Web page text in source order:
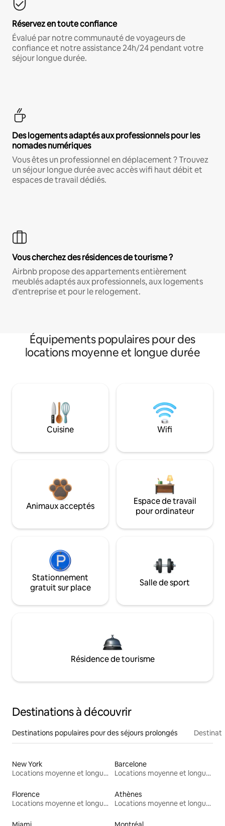
Réservez en toute confiance
Évalué par notre communauté de voyageurs de
confiance et notre assistance 24h/24 pendant votre
séjour longue durée.
Des logements adaptés aux professionnels pour les
nomades numériques
Vous êtes un professionnel en déplacement ? Trouvez
un séjour longue durée avec accès wifi haut débit et
espaces de travail dédiés.
Vous cherchez des résidences de tourisme ?
Airbnb propose des appartements entièrement
meublés adaptés aux professionnels, aux logements
d'entreprise et pour le relogement.
Équipements populaires pour des
locations moyenne et longue durée
Cuisine Wifi
Animaux acceptés
Espace de travail
pour ordinateur
Stationnement
gratuit sur place
Salle de sport
Résidence de tourisme
Destinations à découvrir
Destinations populaires pour des séjours prolongés
New York
Locations moyenne et longue durée
Barcelone
Locations moyenne et longue durée
Florence
Locations moyenne et longue durée
Athènes
Locations moyenne et longue durée